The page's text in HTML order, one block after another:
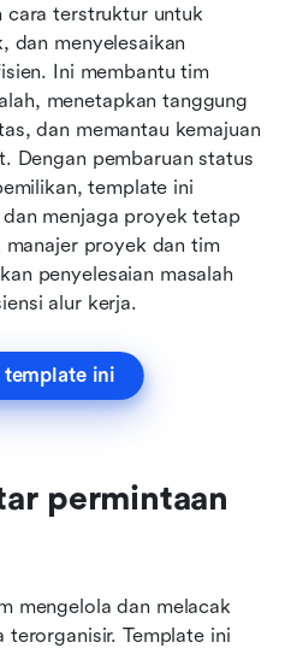
cara terstruktur untuk
dan menyelesaikan
Ini membantu tim
menetapkan tanggung
dan memantau kemajuan
Dengan pembaruan status
template ini
menjaga proyek tetap
proyek dan tim
penyelesaian masalah
alur kerja.
template ini
permintaan
mengelola dan melacak
terorganisir. Template ini